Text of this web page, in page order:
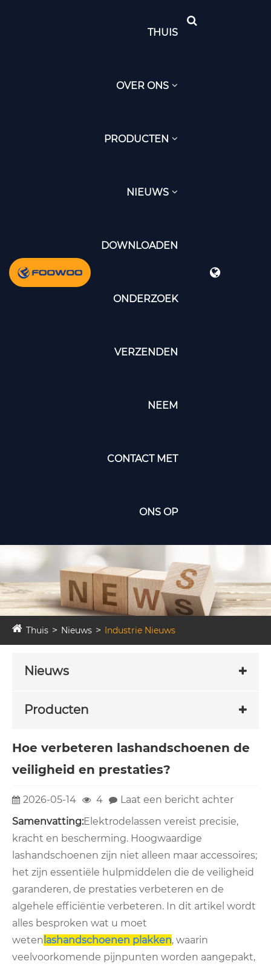
THUIS
OVER ONS
PRODUCTEN
NIEUWS
DOWNLOADEN
ONDERZOEK
VERZENDEN
NEEM
CONTACT MET
ONS OP
Thuis Nieuws Industrie Nieuws
Nieuws
Producten
Hoe verbeteren lashandschoenen de
veiligheid en prestaties?
2026-05-14 4
Laat een bericht achter
Samenvatting:Elektrodelassen vereist precisie,
kracht en bescherming. Hoogwaardige
lashandschoenen zijn niet alleen maar accessoires;
het zijn essentiële hulpmiddelen die de veiligheid
garanderen, de prestaties verbeteren en de
algehele efficiëntie verbeteren. In dit artikel wordt
alles besproken wat u moet
weten lashandschoenen plakken, waarin
veelvoorkomende pijnpunten worden aangepakt,